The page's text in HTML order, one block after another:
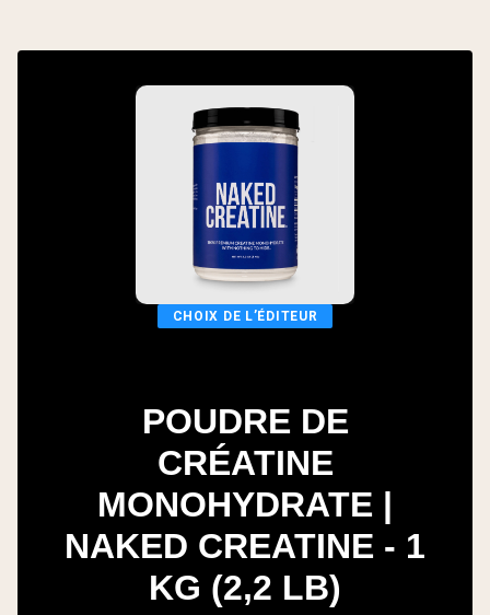
CHOIX DE L’ÉDITEUR
POUDRE DE
CRÉATINE
MONOHYDRATE |
NAKED CREATINE - 1
KG (2,2 LB)